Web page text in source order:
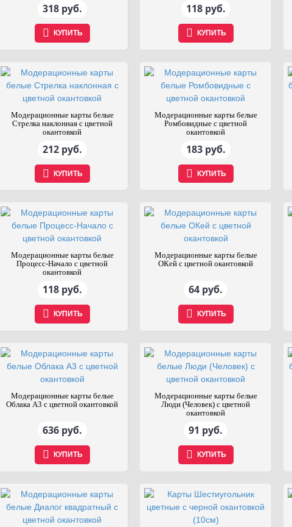
318 руб.
КУПИТЬ
118 руб.
КУПИТЬ
Модерационные карты белые
Стрелка наклонная с цветной
окантовкой
212 руб.
КУПИТЬ
Модерационные карты белые
Ромбовидные с цветной
окантовкой
183 руб.
КУПИТЬ
Модерационные карты белые
Процесс-Начало с цветной
окантовкой
118 руб.
КУПИТЬ
Модерационные карты белые
ОКей с цветной окантовкой
64 руб.
КУПИТЬ
Модерационные карты белые
Облака А3 с цветной окантовкой
636 руб.
КУПИТЬ
Модерационные карты белые
Люди (Человек) с цветной
окантовкой
91 руб.
КУПИТЬ